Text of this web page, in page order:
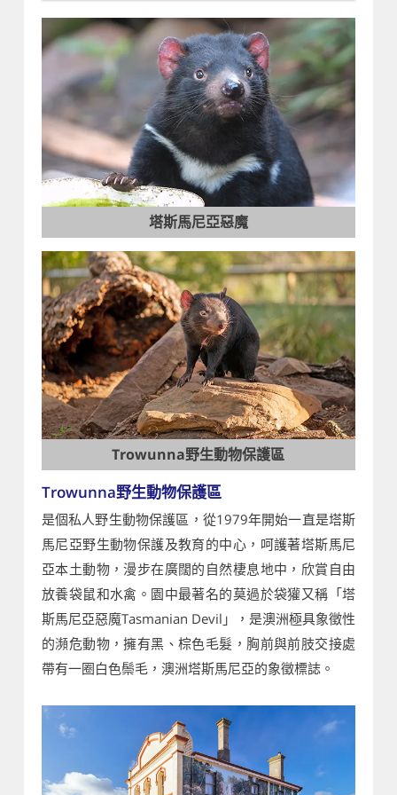
塔斯馬尼亞惡魔
Trowunna野生動物保護區
Trowunna野生動物保護區
是個私人野生動物保護區，從1979年開始一直是塔斯
馬尼亞野生動物保護及教育的中心，呵護著塔斯馬尼
亞本土動物，漫步在廣闊的自然棲息地中，欣賞自由
放養袋鼠和水禽。園中最著名的莫過於袋獾又稱「塔
斯馬尼亞惡魔Tasmanian Devil」，是澳洲極具象徵性
的瀕危動物，擁有黑、棕色毛髮，胸前與前肢交接處
帶有一圈白色鬃毛，澳洲塔斯馬尼亞的象徵標誌。